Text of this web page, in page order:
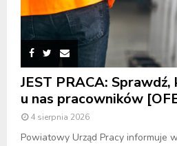
JEST PRACA:
u nas pracowników
4 sierpnia 2026
Powiatowy Urząd Pracy informuje